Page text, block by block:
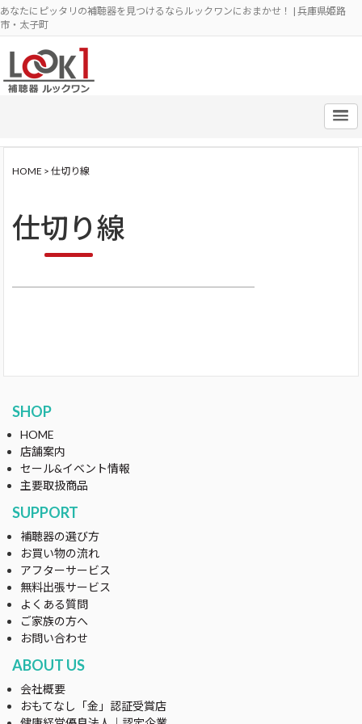
あなたにピッタリの補聴器を見つけるならルックワンにおまかせ！ | 兵庫県姫路
市・太子町
HOME >仕切り線
仕切り線
SHOP
HOME
店舗案内
セール&イベント情報
主要取扱商品
SUPPORT
補聴器の選び方
お買い物の流れ
アフターサービス
無料出張サービス
よくある質問
ご家族の方へ
お問い合わせ
ABOUT US
会社概要
おもてなし「金」認証受賞店